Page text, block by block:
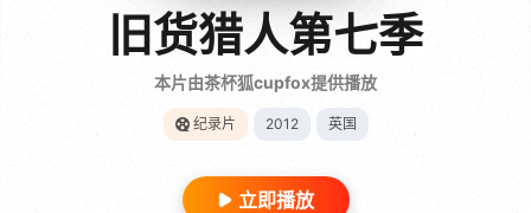
旧货猎人第七季
本片由茶杯狐cupfox提供播放
纪录片 2012 英国
立即播放